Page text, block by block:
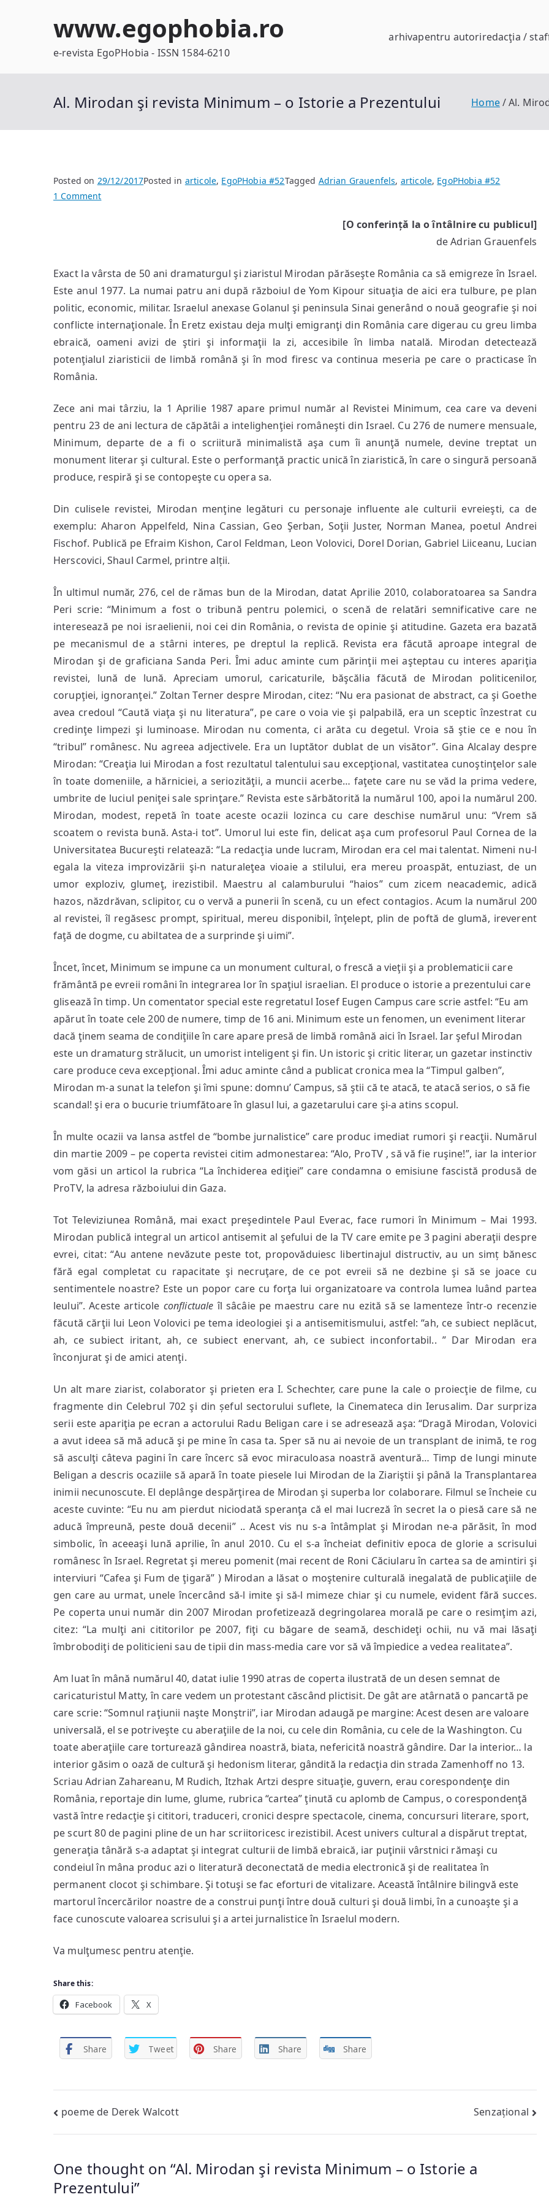
www.egophobia.ro
e-revista EgoPHobia - ISSN 1584-6210
arhivapentru autoriredacţia /
Al. Mirodan şi revista Minimum – o Istorie a Prezentului Home Al.
Posted on 29/12/2017Posted in articole, EgoPHobia #52Tagged Adrian Grauenfels, articole, EgoPHobia #52
1 Commenton
Minimum
–
Prezentului
[O conferință la o întâlnire cu publicul]
de Adrian Grauenfels
Exact la vârsta de 50 ani dramaturgul şi ziaristul Mirodan părăseşte România ca să emigreze în Israel.
Este anul 1977. La numai patru ani după războiul de Yom Kipour situaţia de aici era tulbure, pe plan
politic, economic, militar. Israelul anexase Golanul şi peninsula Sinai generând o nouă geografie şi noi
conflicte internaţionale. În Eretz existau deja mulţi emigranţi din România care digerau cu greu limba
ebraică, oameni avizi de ştiri şi informaţii la zi, accesibile în limba natală. Mirodan detectează
potenţialul ziaristicii de limbă română şi în mod firesc va continua meseria pe care o practicase în
România.
Zece ani mai târziu, la 1 Aprilie 1987 apare primul număr al Revistei Minimum, cea care va deveni
pentru 23 de ani lectura de căpătâi a intelighenţiei româneşti din Israel. Cu 276 de numere mensuale,
Minimum, departe de a fi o scriitură minimalistă aşa cum îi anunţă numele, devine treptat un
monument literar şi cultural. Este o performanţă practic unică în ziaristică, în care o singură persoană
produce, respiră şi se contopeşte cu opera sa.
Din culisele revistei, Mirodan menţine legături cu personaje influente ale culturii evreieşti, ca de
exemplu: Aharon Appelfeld, Nina Cassian, Geo Şerban, Soţii Juster, Norman Manea, poetul Andrei
Fischof. Publică pe Efraim Kishon, Carol Feldman, Leon Volovici, Dorel Dorian, Gabriel Liiceanu, Lucian
Herscovici, Shaul Carmel, printre alții.
În ultimul număr, 276, cel de rămas bun de la Mirodan, datat Aprilie 2010, colaboratoarea sa Sandra
Peri scrie: “Minimum a fost o tribună pentru polemici, o scenă de relatări semnificative care ne
interesează pe noi israelienii, noi cei din România, o revista de opinie şi atitudine. Gazeta era bazată
pe mecanismul de a stârni interes, pe dreptul la replică. Revista era făcută aproape integral de
Mirodan şi de graficiana Sanda Peri. Îmi aduc aminte cum părinţii mei aşteptau cu interes apariţia
revistei, lună de lună. Apreciam umorul, caricaturile, băşcălia făcută de Mirodan politicenilor,
corupţiei, ignoranţei.” Zoltan Terner despre Mirodan, citez: “Nu era pasionat de abstract, ca şi Goethe
avea credoul “Caută viaţa şi nu literatura”, pe care o voia vie şi palpabilă, era un sceptic înzestrat cu
credinţe limpezi şi luminoase. Mirodan nu comenta, ci arăta cu degetul. Vroia să ştie ce e nou în
“tribul” românesc. Nu agreea adjectivele. Era un luptător dublat de un visător”. Gina Alcalay despre
Mirodan: “Creaţia lui Mirodan a fost rezultatul talentului sau excepţional, vastitatea cunoştinţelor sale
în toate domeniile, a hărniciei, a seriozităţii, a muncii acerbe… faţete care nu se văd la prima vedere,
umbrite de luciul peniţei sale sprinţare.” Revista este sărbătorită la numărul 100, apoi la numărul 200.
Mirodan, modest, repetă în toate aceste ocazii lozinca cu care deschise numărul unu: “Vrem să
scoatem o revista bună. Asta-i tot”. Umorul lui este fin, delicat aşa cum profesorul Paul Cornea de la
Universitatea Bucureşti relatează: “La redacţia unde lucram, Mirodan era cel mai talentat. Nimeni nu-l
egala la viteza improvizării şi-n naturaleţea vioaie a stilului, era mereu proaspăt, entuziast, de un
umor exploziv, glumeţ, irezistibil. Maestru al calamburului “haios” cum zicem neacademic, adică
hazos, năzdrăvan, sclipitor, cu o vervă a punerii în scenă, cu un efect contagios. Acum la numărul 200
al revistei, îl regăsesc prompt, spiritual, mereu disponibil, înţelept, plin de poftă de glumă, ireverent
faţă de dogme, cu abiltatea de a surprinde şi uimi”.
Încet, încet, Minimum se impune ca un monument cultural, o frescă a vieţii şi a problematicii care
frământă pe evreii români în integrarea lor în spaţiul israelian. El produce o istorie a prezentului care
glisează în timp. Un comentator special este regretatul Iosef Eugen Campus care scrie astfel: “Eu am
apărut în toate cele 200 de numere, timp de 16 ani. Minimum este un fenomen, un eveniment literar
dacă ţinem seama de condiţiile în care apare presă de limbă română aici în Israel. Iar şeful Mirodan
este un dramaturg strălucit, un umorist inteligent şi fin. Un istoric şi critic literar, un gazetar instinctiv
care produce ceva excepţional. Îmi aduc aminte când a publicat cronica mea la “Timpul galben”,
Mirodan m-a sunat la telefon şi îmi spune: domnu’ Campus, să ştii că te atacă, te atacă serios, o să fie
scandal! şi era o bucurie triumfătoare în glasul lui, a gazetarului care şi-a atins scopul.
În multe ocazii va lansa astfel de “bombe jurnalistice” care produc imediat rumori şi reacţii. Numărul
din martie 2009 – pe coperta revistei citim admonestarea: “Alo, ProTV , să vă fie ruşine!”, iar la interior
vom găsi un articol la rubrica “La închiderea ediţiei” care condamna o emisiune fascistă produsă de
ProTV, la adresa războiului din Gaza.
Tot Televiziunea Română, mai exact preşedintele Paul Everac, face rumori în Minimum – Mai 1993.
Mirodan publică integral un articol antisemit al şefului de la TV care emite pe 3 pagini aberaţii despre
evrei, citat: “Au antene nevăzute peste tot, propovăduiesc libertinajul distructiv, au un simț bănesc
fără egal completat cu rapacitate şi necruţare, de ce pot evreii să ne dezbine şi să se joace cu
sentimentele noastre? Este un popor care cu forţa lui organizatoare va controla lumea luând partea
leului”. Aceste articole conflictuale îl sâcâie pe maestru care nu ezită să se lamenteze într-o recenzie
făcută cărţii lui Leon Volovici pe tema ideologiei şi a antisemitismului, astfel: “ah, ce subiect neplăcut,
ah, ce subiect iritant, ah, ce subiect enervant, ah, ce subiect inconfortabil.. ” Dar Mirodan era
înconjurat şi de amici atenţi.
Un alt mare ziarist, colaborator şi prieten era I. Schechter, care pune la cale o proiecţie de filme, cu
fragmente din Celebrul 702 şi din șeful sectorului suflete, la Cinemateca din Ierusalim. Dar surpriza
serii este apariţia pe ecran a actorului Radu Beligan care i se adresează aşa: “Dragă Mirodan, Volovici
a avut ideea să mă aducă şi pe mine în casa ta. Sper să nu ai nevoie de un transplant de inimă, te rog
să asculţi câteva pagini în care încerc să evoc miraculoasa noastră aventură… Timp de lungi minute
Beligan a descris ocaziile să apară în toate piesele lui Mirodan de la Ziariştii şi până la Transplantarea
inimii necunoscute. El deplânge despărţirea de Mirodan şi superba lor colaborare. Filmul se încheie cu
aceste cuvinte: “Eu nu am pierdut niciodată speranţa că el mai lucreză în secret la o piesă care să ne
aducă împreună, peste două decenii” .. Acest vis nu s-a întâmplat şi Mirodan ne-a părăsit, în mod
simbolic, în aceeaşi lună aprilie, în anul 2010. Cu el s-a încheiat definitiv epoca de glorie a scrisului
românesc în Israel. Regretat şi mereu pomenit (mai recent de Roni Căciularu în cartea sa de amintiri şi
interviuri “Cafea şi Fum de ţigară” ) Mirodan a lăsat o moştenire culturală inegalată de publicaţiile de
gen care au urmat, unele încercând să-l imite şi să-l mimeze chiar şi cu numele, evident fără succes.
Pe coperta unui număr din 2007 Mirodan profetizează degringolarea morală pe care o resimţim azi,
citez: “La mulţi ani cititorilor pe 2007, fiţi cu băgare de seamă, deschideţi ochii, nu vă mai lăsaţi
îmbrobodiţi de politicieni sau de tipii din mass-media care vor să vă împiedice a vedea realitatea”.
Am luat în mână numărul 40, datat iulie 1990 atras de coperta ilustrată de un desen semnat de
caricaturistul Matty, în care vedem un protestant căscând plictisit. De gât are atârnată o pancartă pe
care scrie: “Somnul raţiunii naşte Monştrii”, iar Mirodan adaugă pe margine: Acest desen are valoare
universală, el se potriveşte cu aberaţiile de la noi, cu cele din România, cu cele de la Washington. Cu
toate aberaţiile care torturează gândirea noastră, biata, nefericită noastră gândire. Dar la interior… la
interior găsim o oază de cultură şi hedonism literar, gândită la redacţia din strada Zamenhoff no 13.
Scriau Adrian Zahareanu, M Rudich, Itzhak Artzi despre situaţie, guvern, erau corespondenţe din
România, reportaje din lume, glume, rubrica “cartea” ţinută cu aplomb de Campus, o corespondenţă
vastă între redacţie şi cititori, traduceri, cronici despre spectacole, cinema, concursuri literare, sport,
pe scurt 80 de pagini pline de un har scriitoricesc irezistibil. Acest univers cultural a dispărut treptat,
generaţia tânără s-a adaptat şi integrat culturii de limbă ebraică, iar puţinii vârstnici rămaşi cu
condeiul în mâna produc azi o literatură deconectată de media electronică şi de realitatea în
permanent clocot şi schimbare. Şi totuşi se fac eforturi de vitalizare. Această întâlnire bilingvă este
martorul încercărilor noastre de a construi punţi între două culturi şi două limbi, în a cunoaşte şi a
face cunoscute valoarea scrisului şi a artei jurnalistice în Israelul modern.
Va mulţumesc pentru atenţie.
Share this:
Facebook X
Share Tweet Share Share Share
Post
navigation
poeme de Derek Walcott Senzațional
One thought on “Al. Mirodan şi revista Minimum – o Istorie a
Prezentului”